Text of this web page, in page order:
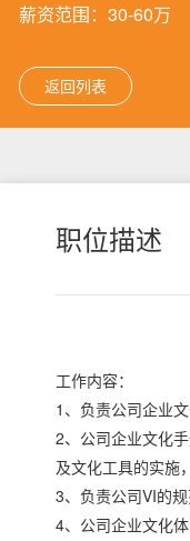
薪资范围：30-60万
返回列表
职位描述
工作内容：
1、负责公司企业
2、公司企业文化
及文化工具的实施
3、负责公司VI的
4、公司企业文化